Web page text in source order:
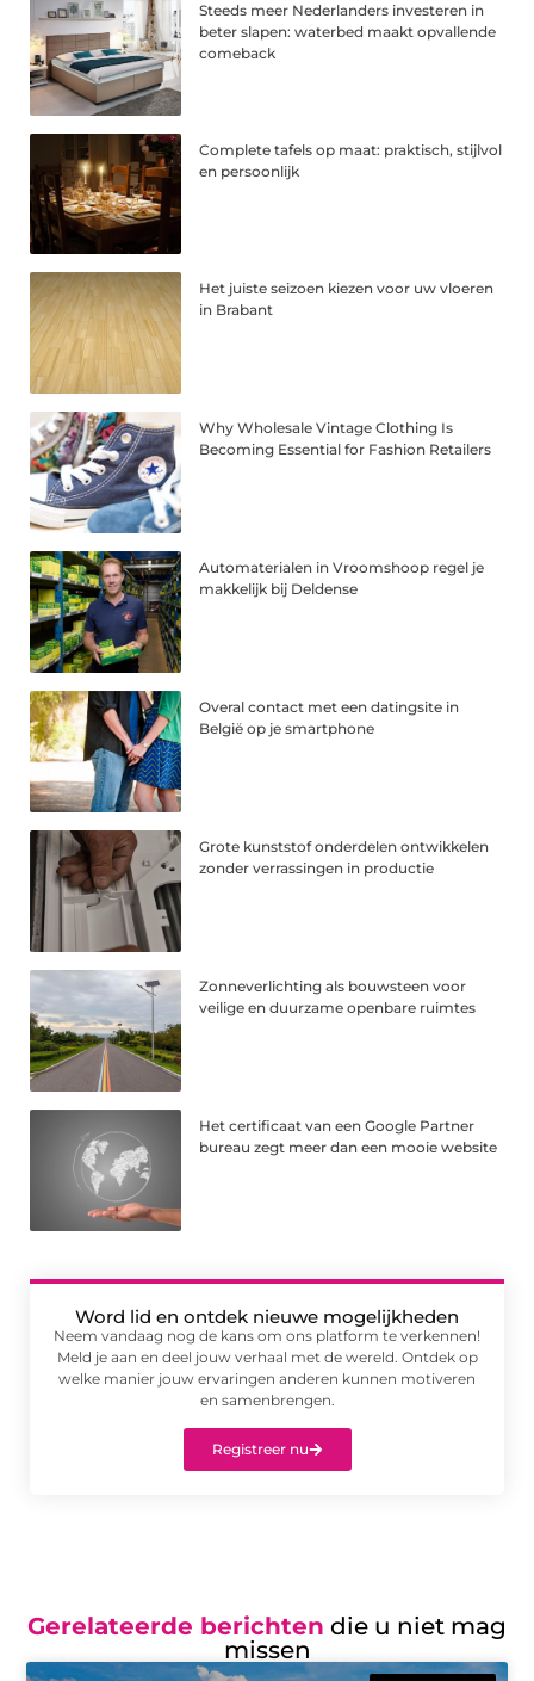
Steeds meer Nederlanders investeren in
beter slapen: waterbed maakt opvallende
comeback
Complete tafels op maat: praktisch, stijlvol
en persoonlijk
Het juiste seizoen kiezen voor uw vloeren
in Brabant
Why Wholesale Vintage Clothing Is
Becoming Essential for Fashion Retailers
Automaterialen in Vroomshoop regel je
makkelijk bij Deldense
Overal contact met een datingsite in
België op je smartphone
Grote kunststof onderdelen ontwikkelen
zonder verrassingen in productie
Zonneverlichting als bouwsteen voor
veilige en duurzame openbare ruimtes
Het certificaat van een Google Partner
bureau zegt meer dan een mooie website
Word lid en ontdek nieuwe mogelijkheden
Neem vandaag nog de kans om ons platform te verkennen!
Meld je aan en deel jouw verhaal met de wereld. Ontdek op
welke manier jouw ervaringen anderen kunnen motiveren
en samenbrengen.
Registreer nu
Gerelateerde berichten die u niet mag
missen